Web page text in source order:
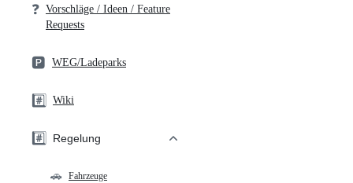
❓ Vorschläge / Ideen / Feature
Requests
🅿️ WEG/Ladeparks
#️⃣ Wiki
#️⃣ Regelung
🚗 Fahrzeuge